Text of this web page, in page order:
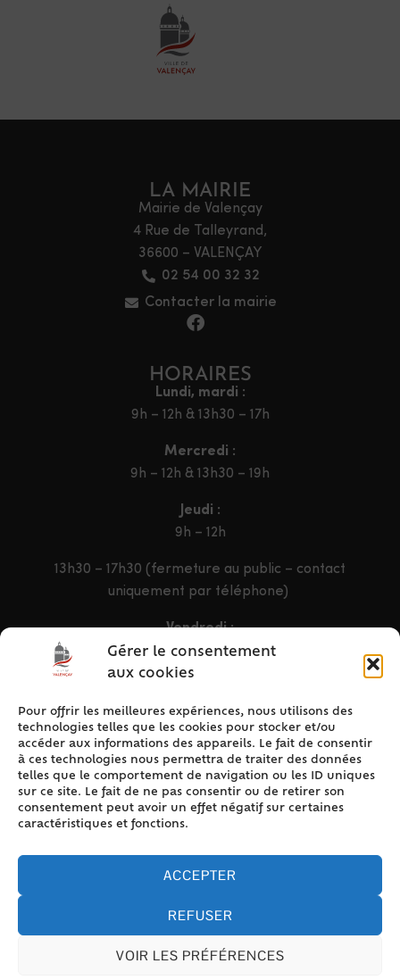
Gérer le consentement
aux cookies
Pour offrir les meilleures expériences, nous utilisons des
technologies telles que les cookies pour stocker et/ou
accéder aux informations des appareils. Le fait de consentir
à ces technologies nous permettra de traiter des données
telles que le comportement de navigation ou les ID uniques
sur ce site. Le fait de ne pas consentir ou de retirer son
consentement peut avoir un effet négatif sur certaines
caractéristiques et fonctions.
ACCEPTER
REFUSER
VOIR LES PRÉFÉRENCES
LA MAIRIE
Mairie de Valençay
4 Rue de Talleyrand,
36600 – VALENÇAY
02 54 00 32 32
Contacter la mairie
HORAIRES
Lundi, mardi :
9h – 12h & 13h30 – 17h
Mercredi :
9h – 12h & 13h30 – 19h
Jeudi :
9h – 12h
13h30 – 17h30 (fermeture au public – contact
uniquement par téléphone)
Vendredi :
9h – 12h & 13h30 – 16h30
ACCÈS RAPIDE
Accueil
Contact
Plan du site
Mentions légales
Politique de cookies (UE)